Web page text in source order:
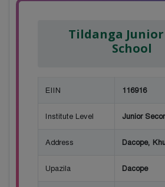
Tildanga
School
EIIN 116916
Institute Level Junior
Address Dacope,
Upazila Dacope